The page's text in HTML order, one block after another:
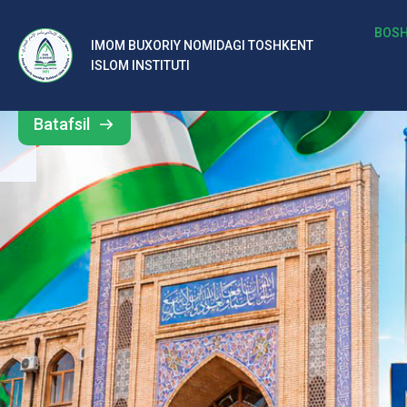
IMOM BUXORIY NOMIDAGI TOSHKENT
ISLOM INSTITUTI
b
al
ar
o‘
rt
a
si
d
Barcha
yangiliklar
Batafsil